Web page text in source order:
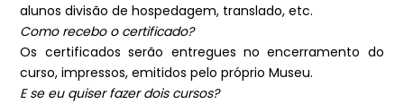
alunos divisão de hospedagem, translado, etc.
Como recebo o certificado?
Os certificados serão entregues no encerramento do
curso, impressos, emitidos pelo próprio Museu.
E se eu quiser fazer dois cursos?